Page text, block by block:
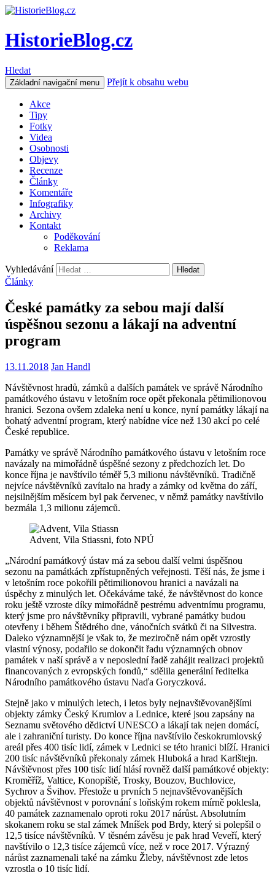
HistorieBlog.cz
Hledat
Základní navigační menu Přejít k obsahu webu
Akce
Tipy
Fotky
Videa
Osobnosti
Objevy
Recenze
Články
Komentáře
Infografiky
Archivy
Kontakt
Poděkování
Reklama
Vyhledávání
Články
České památky za sebou mají další
úspěšnou sezonu a lákají na adventní
program
13.11.2018 Jan Handl
Návštěvnost hradů, zámků a dalších památek ve správě Národního
památkového ústavu v letošním roce opět překonala pětimilionovou
hranici. Sezona ovšem zdaleka není u konce, nyní památky lákají na
bohatý adventní program, který nabídne více než 130 akcí po celé
České republice.
Památky ve správě Národního památkového ústavu v letošním roce
navázaly na mimořádně úspěšné sezony z předchozích let. Do
konce října je navštívilo téměř 5,3 milionu návštěvníků. Tradičně
nejvíce návštěvníků zavítalo na hrady a zámky od května do září,
nejsilnějším měsícem byl pak červenec, v němž památky navštívilo
bezmála 1,3 milionu zájemců.
Advent, Vila Stiassni, foto NPÚ
„Národní památkový ústav má za sebou další velmi úspěšnou
sezonu na památkách zpřístupněných veřejnosti. Těší nás, že jsme i
v letošním roce pokořili pětimilionovou hranici a navázali na
úspěchy z minulých let. Očekáváme také, že návštěvnost do konce
roku ještě vzroste díky mimořádně pestrému adventnímu programu,
který jsme pro návštěvníky připravili, vybrané památky budou
otevřeny i během Štědrého dne, vánočních svátků či na Silvestra.
Daleko významnější je však to, že meziročně nám opět vzrostly
vlastní výnosy, podařilo se dokončit řadu významných obnov
památek v naší správě a v neposlední řadě zahájit realizaci projektů
financovaných z evropských fondů,“ sdělila generální ředitelka
Národního památkového ústavu Naďa Goryczková.
Stejně jako v minulých letech, i letos byly nejnavštěvovanějšími
objekty zámky Český Krumlov a Lednice, které jsou zapsány na
Seznamu světového dědictví UNESCO a lákají tak nejen domácí,
ale i zahraniční turisty. Do konce října navštívilo českokrumlovský
areál přes 400 tisíc lidí, zámek v Lednici se této hranici blíží. Hranici
200 tisíc návštěvníků překonaly zámek Hluboká a hrad Karlštejn.
Návštěvnost přes 100 tisíc lidí hlásí rovněž další památkové objekty:
Kroměříž, Valtice, Konopiště, Trosky, Bouzov, Buchlovice,
Sychrov a Švihov. Přestože u prvních 5 nejnavštěvovanějších
objektů návštěvnost v porovnání s loňským rokem mírně poklesla,
40 památek zaznamenalo oproti roku 2017 nárůst. Absolutním
skokanem roku se stal zámek Mníšek pod Brdy, který si polepšil o
12,5 tisíce návštěvníků. V těsném závěsu je pak hrad Veveří, který
navštívilo o 12,3 tisíce zájemců více, než v roce 2017. Výrazný
nárůst zaznamenali také na zámku Žleby, návštěvnost zde letos
vzrostla o 10 tisíc lidí.